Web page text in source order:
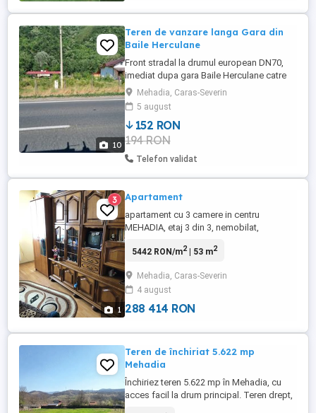
10
Teren de vanzare langa Gara din
Baile Herculane
Front stradal la drumul european DN70,
imediat dupa gara Baile Herculane catre
Timisoara. Doua parcele de circa 650mp
si doua mai mari in total 3455(teren
intravilan cu apa si curent)... Detalii la
telefon, nu nraspund la mail. Multumesc.
Mehadia, Caras-Severin
5 august
152 RON
194 RON
Telefon validat
1
3 Apartament
apartament cu 3 camere in centru
MEHADIA, etaj 3 din 3, nemobilat,
incalzire cu lemne, boiler pe curent baie si
spatiu crestere animale), suprafata 53 mp,
5 km pana la Baile Herculane.
5442 RON/m2| 53 m2
Mehadia, Caras-Severin
4 august
288 414 RON
Teren de închiriat 5.622 mp
Mehadia
Închiriez teren 5.622 mp în Mehadia, cu
acces facil la drum principal. Teren drept,